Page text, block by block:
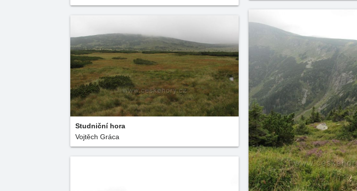
Studniční hora
Vojtěch Gráca